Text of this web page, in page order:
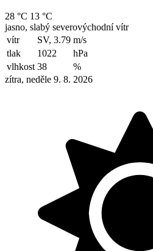
28 °C 13 °C
jasno, slabý severovýchodní vítr
vítr
SV, 3.79 m/s
tlak
1022
hPa
vlhkost 38
%
zítra, neděle 9. 8. 2026